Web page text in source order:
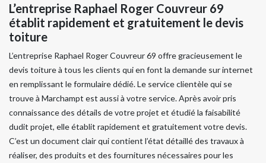
L’entreprise Raphael Roger Couvreur 69
établit rapidement et gratuitement le devis
toiture
L’entreprise Raphael Roger Couvreur 69 offre gracieusement le
devis toiture à tous les clients qui en font la demande sur internet
en remplissant le formulaire dédié. Le service clientèle qui se
trouve à Marchampt est aussi à votre service. Après avoir pris
connaissance des détails de votre projet et étudié la faisabilité
dudit projet, elle établit rapidement et gratuitement votre devis.
C’est un document clair qui contient l’état détaillé des travaux à
réaliser, des produits et des fournitures nécessaires pour les